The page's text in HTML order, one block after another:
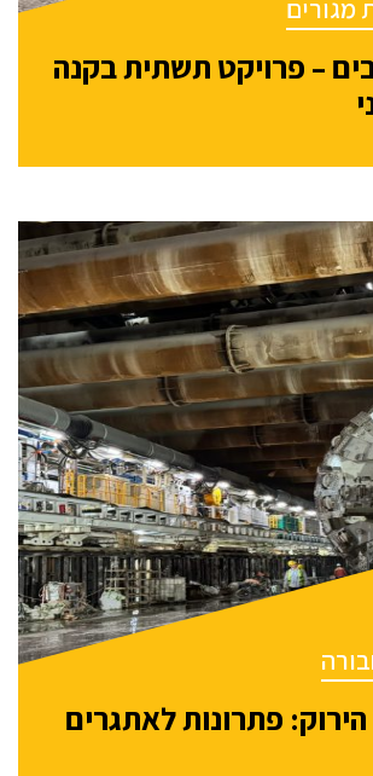
מגורים
– פרויקט תשתית בקנה
פתרונות לאתגרים